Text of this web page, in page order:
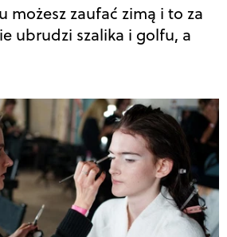
możesz zaufać zimą i to za
ubrudzi szalika i golfu, a